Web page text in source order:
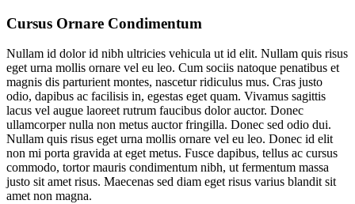
Cursus Ornare Condimentum
Nullam id dolor id nibh ultricies vehicula ut id elit. Nullam quis risus
eget urna mollis ornare vel eu leo. Cum sociis natoque penatibus et
magnis dis parturient montes, nascetur ridiculus mus. Cras justo
odio, dapibus ac facilisis in, egestas eget quam. Vivamus sagittis
lacus vel augue laoreet rutrum faucibus dolor auctor. Donec
ullamcorper nulla non metus auctor fringilla. Donec sed odio dui.
Nullam quis risus eget urna mollis ornare vel eu leo. Donec id elit
non mi porta gravida at eget metus. Fusce dapibus, tellus ac cursus
commodo, tortor mauris condimentum nibh, ut fermentum massa
justo sit amet risus. Maecenas sed diam eget risus varius blandit sit
amet non magna.